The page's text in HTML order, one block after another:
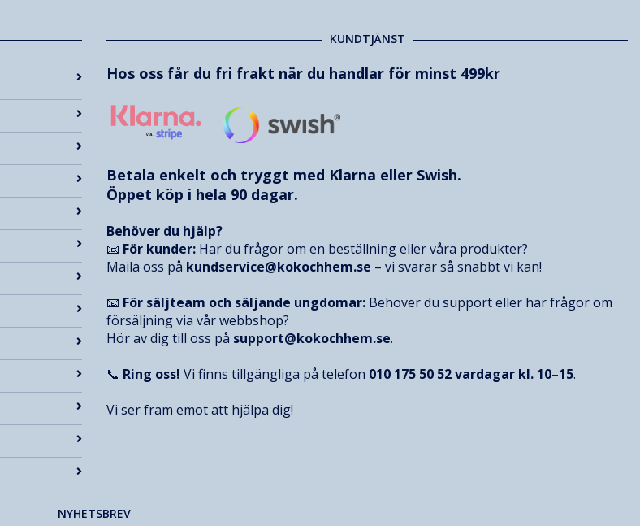
KUNDTJÄNST
Hos oss får du fri frakt när du handlar för minst 499kr
Betala enkelt och tryggt med Klarna eller Swish.
Öppet köp i hela 90 dagar.
Behöver du hjälp?
📧 För kunder: Har du frågor om en beställning eller våra produkter?
Maila oss på kundservice@kokochhem.se – vi svarar så snabbt vi kan!
📧 För säljteam och säljande ungdomar: Behöver du support eller har frågor om
försäljning via vår webbshop?
Hör av dig till oss på support@kokochhem.se.
📞 Ring oss! Vi finns tillgängliga på telefon 010 175 50 52vardagar kl. 10–15.
Vi ser fram emot att hjälpa dig!
NYHETSBREV